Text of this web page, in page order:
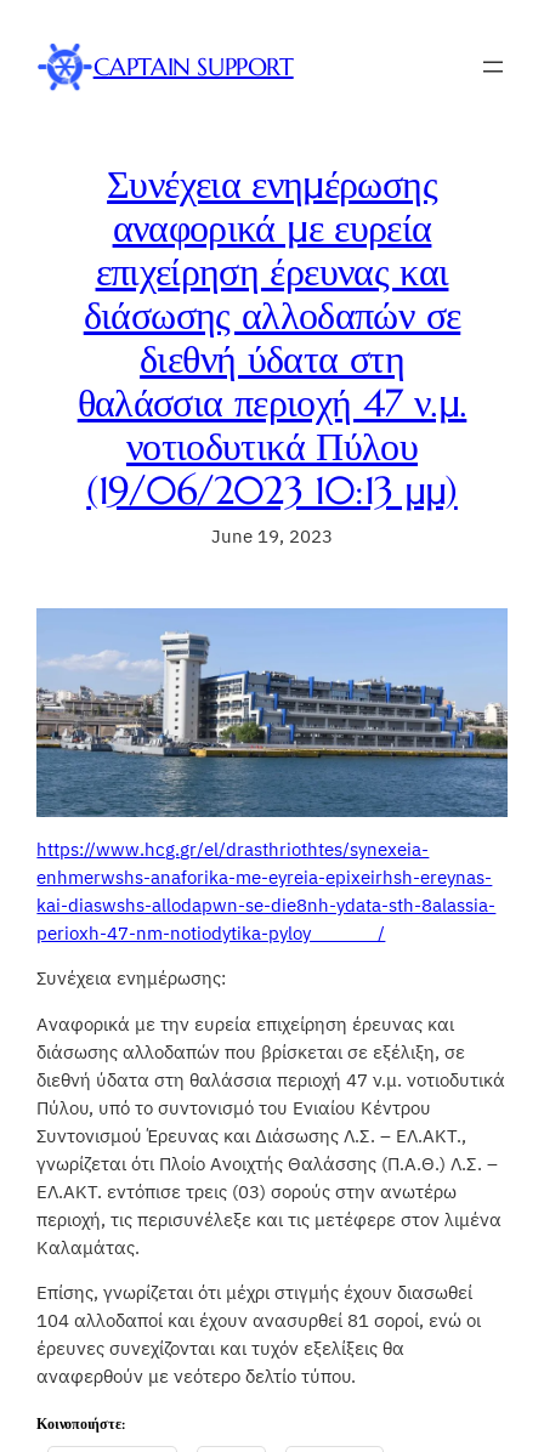
content
CAPTAIN SUPPORT
Συνέχεια ενημέρωσης
αναφορικά με ευρεία
επιχείρηση έρευνας και
διάσωσης αλλοδαπών σε
διεθνή ύδατα στη
θαλάσσια περιοχή 47 ν.μ.
νοτιοδυτικά Πύλου
(19/06/2023 10:13 μμ)
June 19, 2023
https://www.hcg.gr/el/drasthriothtes/synexeia-
enhmerwshs-anaforika-me-eyreia-epixeirhsh-ereynas-
kai-diaswshs-allodapwn-se-die8nh-ydata-sth-8alassia-
perioxh-47-nm-notiodytika-pyloy_______/
Συνέχεια ενημέρωσης:
Αναφορικά με την ευρεία επιχείρηση έρευνας και
διάσωσης αλλοδαπών που βρίσκεται σε εξέλιξη, σε
διεθνή ύδατα στη θαλάσσια περιοχή 47 ν.μ. νοτιοδυτικά
Πύλου, υπό το συντονισμό του Ενιαίου Κέντρου
Συντονισμού Έρευνας και Διάσωσης Λ.Σ. – ΕΛ.ΑΚΤ.,
γνωρίζεται ότι Πλοίο Ανοιχτής Θαλάσσης (Π.Α.Θ.) Λ.Σ. –
ΕΛ.ΑΚΤ. εντόπισε τρεις (03) σορούς στην ανωτέρω
περιοχή, τις περισυνέλεξε και τις μετέφερε στον λιμένα
Καλαμάτας.
Επίσης, γνωρίζεται ότι μέχρι στιγμής έχουν διασωθεί
104 αλλοδαποί και έχουν ανασυρθεί 81 σοροί, ενώ οι
έρευνες συνεχίζονται και τυχόν εξελίξεις θα
αναφερθούν με νεότερο δελτίο τύπου.
Κοινοποιήστε: